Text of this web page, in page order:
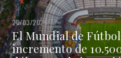
20/03/2026
El Mundial de
incremento de